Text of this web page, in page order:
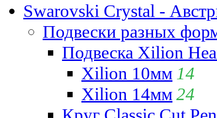
Swarovski Crystal -
Подвески разных
Подвеска Xilion
Xilion 10мм 14
Xilion 14мм24